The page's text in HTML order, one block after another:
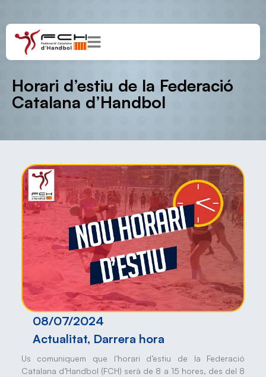
Horari d’estiu de la Federació
Catalana d’Handbol
08/07/2024
Actualitat, Darrera hora
Us comuniquem que l’horari d’estiu de la Federació
Catalana d’Handbol (FCH) serà de 8 a 15 hores, des del 8